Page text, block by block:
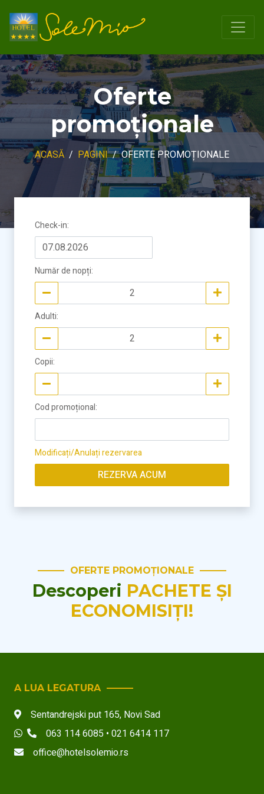
Oferte
promoționale
ACASĂ PAGINI OFERTE PROMOȚIONALE
Check-in:
Număr de nopți:
Adulti:
Copii:
Cod promoțional:
Modificați/Anulați rezervarea
REZERVA ACUM
OFERTE PROMOȚIONALE
Descoperi PACHETE ȘI
ECONOMISIȚI!
A LUA LEGATURA
Sentandrejski put 165, Novi Sad
063 114 6085 • 021 6414 117
office@hotelsolemio.rs